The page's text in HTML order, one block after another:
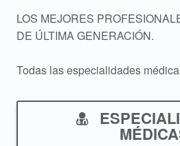
LOS MEJORES
DE ÚLTIMA GENERACIÓN.
Todas las especialidades